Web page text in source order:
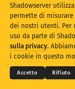
Aggiorna
© 2026
Privacy e
Shadowserver
permette di
dei nostri utenti. Per
uso da parte di
sulla privacy.
i cookie in questo
Accetto Rifiuto